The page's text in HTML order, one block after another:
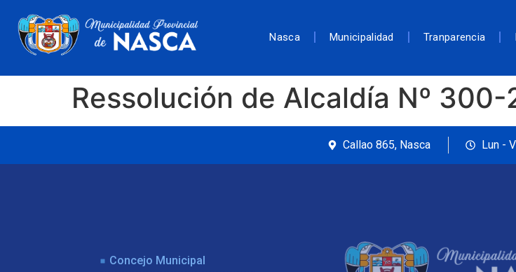
Nasca Municipalidad Tranparencia
Ressolución de Alcaldía Nº
Callao 865, Nasca Lun -
Concejo Municipal